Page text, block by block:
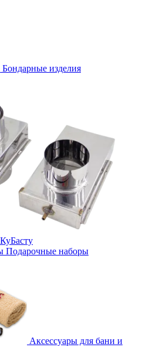
Бондарные изделия
Подарочные наборы
Аксессуары для бани и